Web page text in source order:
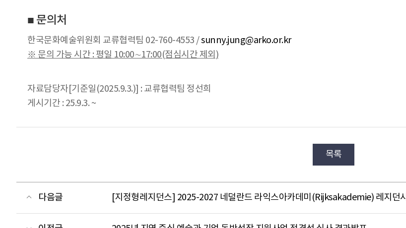
■ 문의처
한국문화예술위원회 교류협력팀 02-760-4553 /sunny.jung@arko.or.kr
※ 문의 가능 시간 : 평일 10:00∼17:00(점심시간 제외)
자료담당자[기준일(2025.9.3.)] : 교류협력팀 정선희
게시기간 : 25.9.3. ~
목록
다음글 [지정형레지던스] 2025-2027 네덜란드 라익스아카데미(Rijksakademie) 레지던